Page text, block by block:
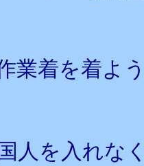
業着を着よ
人を入れな